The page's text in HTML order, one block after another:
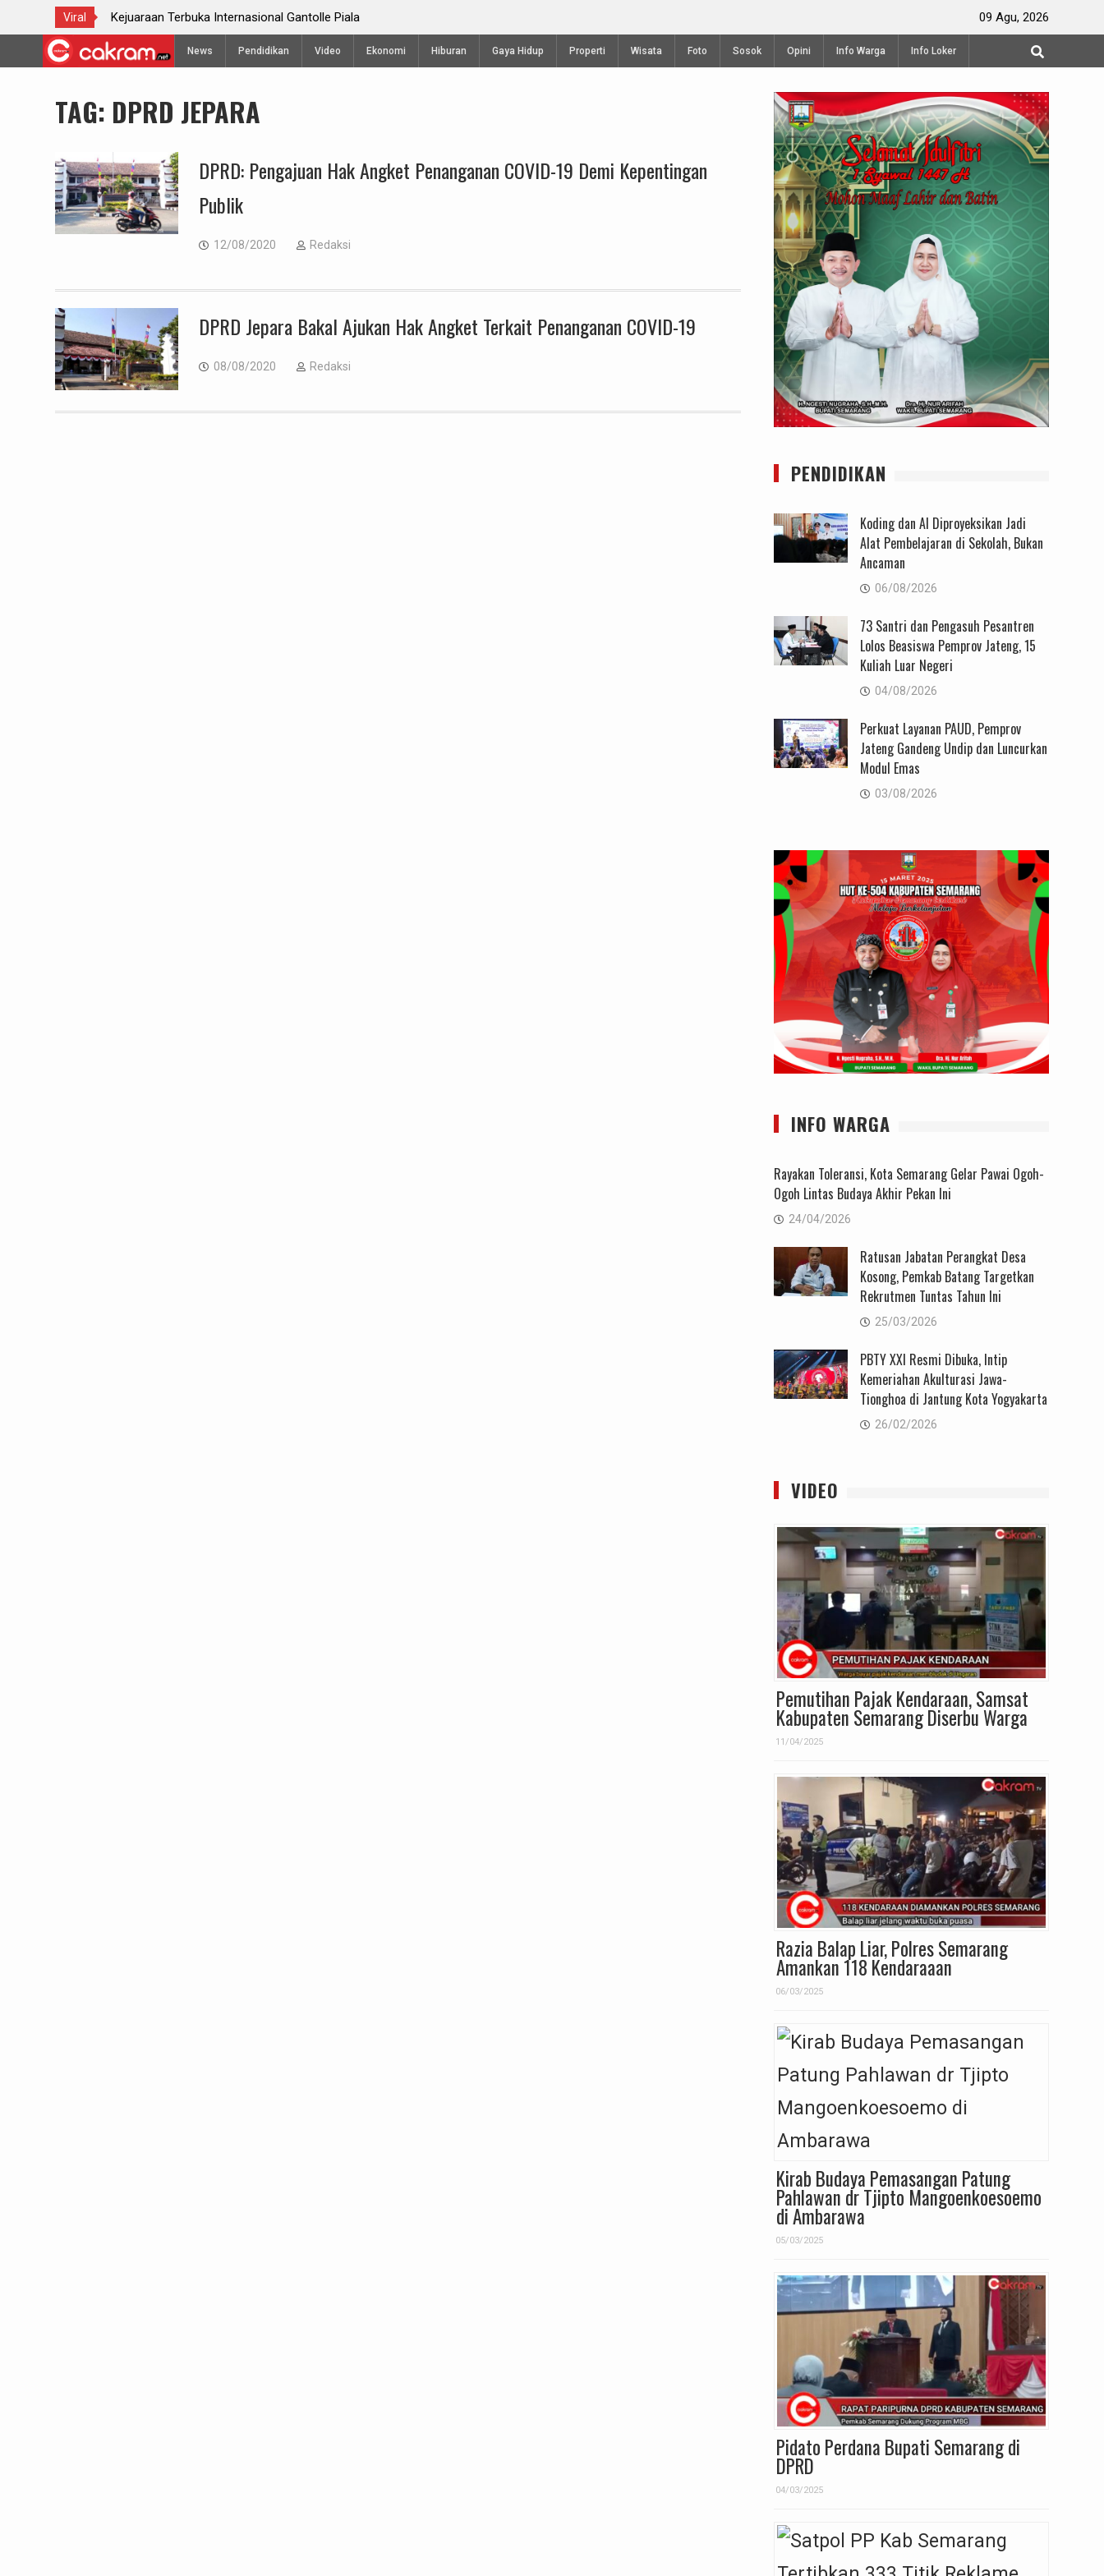
Viral
Kejuaraan Terbuka Internasional Gantolle Piala
Telomoyo VIII 2024
09 Agu, 2026
to
News Pendidikan Video Ekonomi Hiburan Gaya Hidup Properti Wisata Foto Sosok Opini Info Warga Info Loker
TAG: DPRD JEPARA
DPRD: Pengajuan Hak Angket Penanganan COVID-19 Demi Kepentingan
Publik
12/08/2020 Redaksi
DPRD Jepara Bakal Ajukan Hak Angket Terkait Penanganan COVID-19
08/08/2020 Redaksi
PENDIDIKAN
Koding dan AI Diproyeksikan Jadi
Alat Pembelajaran di Sekolah, Bukan
Ancaman
06/08/2026
73 Santri dan Pengasuh Pesantren
Lolos Beasiswa Pemprov Jateng, 15
Kuliah Luar Negeri
04/08/2026
Perkuat Layanan PAUD, Pemprov
Jateng Gandeng Undip dan Luncurkan
Modul Emas
03/08/2026
INFO WARGA
Rayakan Toleransi, Kota Semarang Gelar Pawai Ogoh-
Ogoh Lintas Budaya Akhir Pekan Ini
24/04/2026
Ratusan Jabatan Perangkat Desa
Kosong, Pemkab Batang Targetkan
Rekrutmen Tuntas Tahun Ini
25/03/2026
PBTY XXI Resmi Dibuka, Intip
Kemeriahan Akulturasi Jawa-
Tionghoa di Jantung Kota Yogyakarta
26/02/2026
VIDEO
Pemutihan Pajak Kendaraan, Samsat
Kabupaten Semarang Diserbu Warga
11/04/2025
Razia Balap Liar, Polres Semarang
Amankan 118 Kendaraaan
06/03/2025
Kirab Budaya Pemasangan Patung
Pahlawan dr Tjipto Mangoenkoesoemo
di Ambarawa
05/03/2025
Pidato Perdana Bupati Semarang di
DPRD
04/03/2025